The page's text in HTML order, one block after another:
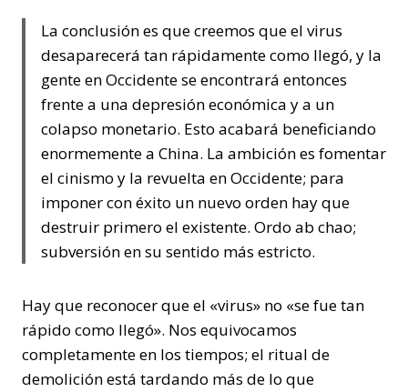
La conclusión es que creemos que el virus
desaparecerá tan rápidamente como llegó, y la
gente en Occidente se encontrará entonces
frente a una depresión económica y a un
colapso monetario. Esto acabará beneficiando
enormemente a China. La ambición es fomentar
el cinismo y la revuelta en Occidente; para
imponer con éxito un nuevo orden hay que
destruir primero el existente. Ordo ab chao;
subversión en su sentido más estricto.
Hay que reconocer que el «virus» no «se fue tan
rápido como llegó». Nos equivocamos
completamente en los tiempos; el ritual de
demolición está tardando más de lo que